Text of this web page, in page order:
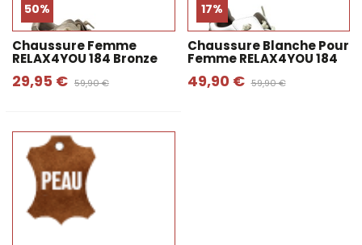
50%
Chaussure Femme
RELAX4YOU 184 Bronze
29,95 € 59,90 €
17%
Chaussure Blanche Pour
Femme RELAX4YOU 184
49,90 € 59,90 €